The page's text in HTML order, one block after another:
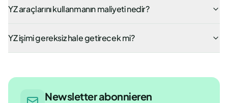
YZ araçlarını kullanmanın maliyeti nedir?
YZ işimi gereksiz hale getirecek mi?
Newsletter abonnieren